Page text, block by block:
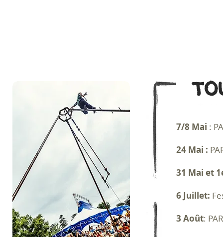
t
7/8 Mai :
24 Mai :
31 Mai et
6 Juillet:
3 Août: